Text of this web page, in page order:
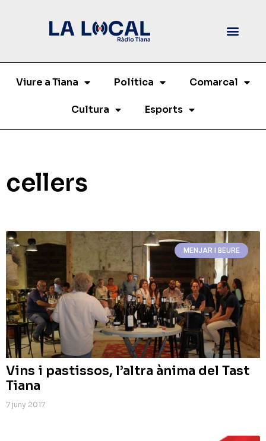
Viure a Tiana Política Comarcal
Cultura Esports
cellers
MENJAR I BEURE
Vins i pastissos, l’altra ànima del Tast
Tiana
7 juny 2017